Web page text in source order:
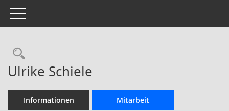
Toggle navigation
Rechercheauswahl
Ulrike Schiele
Informationen Mitarbeit